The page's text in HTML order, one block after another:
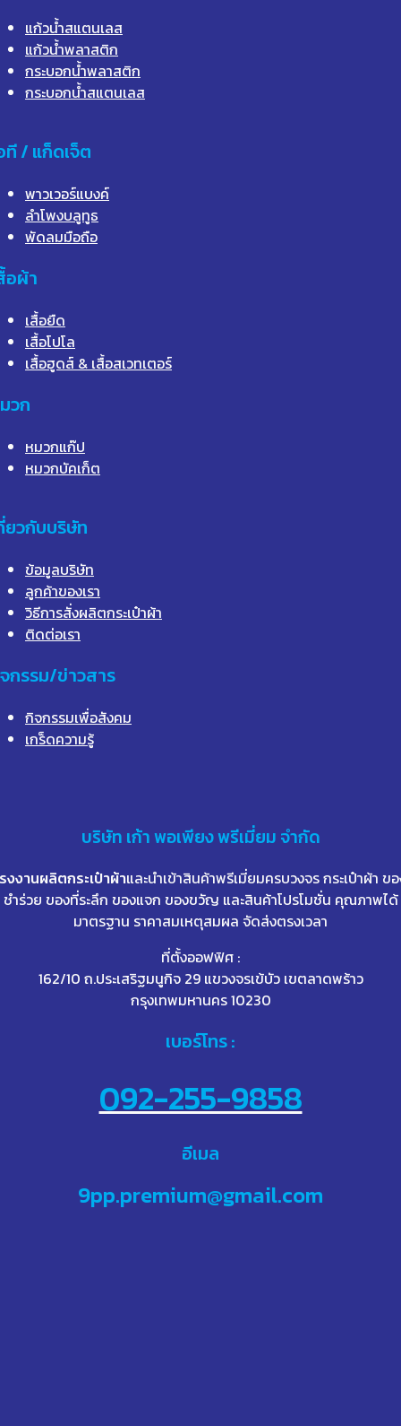
แก้วน้ำสแตนเลส
แก้วน้ำพลาสติก
กระบอกน้ำพลาสติก
กระบอกน้ำสแตนเลส
ที / แก็ดเจ็ต
พาวเวอร์แบงค์
ลำโพงบลูทูธ
พัดลมมือถือ
อผ้า
เสื้อยืด
เสื้อโปโล
เสื้อฮูดส์ & เสื้อสเวทเตอร์
วก
หมวกแก๊ป
หมวกบัคเก็ต
ยวกับบริษัท
ข้อมูลบริษัท
ลูกค้าของเรา
วิธีการสั่งผลิตกระเป๋าผ้า
ติดต่อเรา
กรรม/ข่าวสาร
กิจกรรมเพื่อสังคม
เกร็ดความรู้
บริษัท เก้าพอเพียง พรีเมี่ยม จำกัด
งงานผลิตกระเป๋าผ้าและนำเข้าสินค้าพรีเมี่ยมครบวงจร กระเป๋าผ้า ข
ชำร่วย ของที่ระลึก ของแจก ของขวัญ และสินค้าโปรโมชั่น คุณภาพได้
มาตรฐาน ราคาสมเหตุสมผล จัดส่งตรงเวลา
ที่ตั้งออฟฟิศ :
162/10 ถ.ประเสริฐมนูกิจ 29 แขวงจรเข้บัว เขตลาดพร้าว
กรุงเทพมหานคร 10230
เบอร์โทร :
092-255-9858
อีเมล
9pp.premium@gmail.com